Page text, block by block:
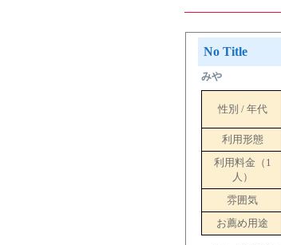
No Title
みや
性別 / 年代
利用形態
利用料金（1
人）
雰囲気
お薦め用途